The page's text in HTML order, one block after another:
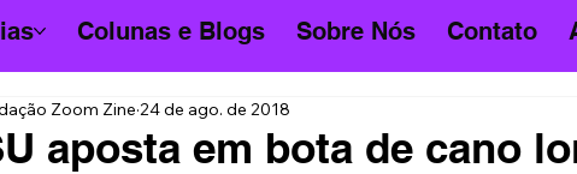
Colunas e Blogs Sobre Nós Contato
aposta em bota de cano
Zoom Zine 24 de ago. de 2018